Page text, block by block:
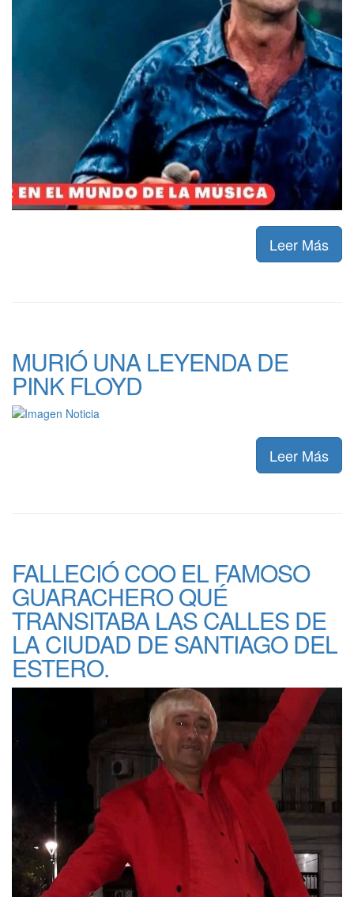
Leer Más
MURIÓ UNA LEYENDA DE
PINK FLOYD
Leer Más
FALLECIÓ COO EL FAMOSO
GUARACHERO QUÉ
TRANSITABA LAS CALLES DE
LA CIUDAD DE SANTIAGO DEL
ESTERO.